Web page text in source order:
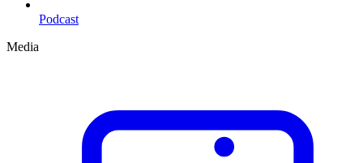
Podcast
Media